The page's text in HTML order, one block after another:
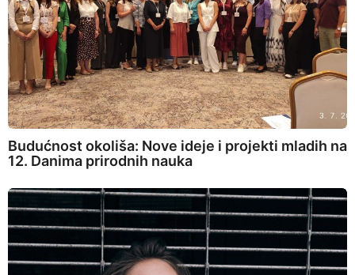
Budućnost okoliša: Nove ideje i projekti mladih na
12. Danima prirodnih nauka